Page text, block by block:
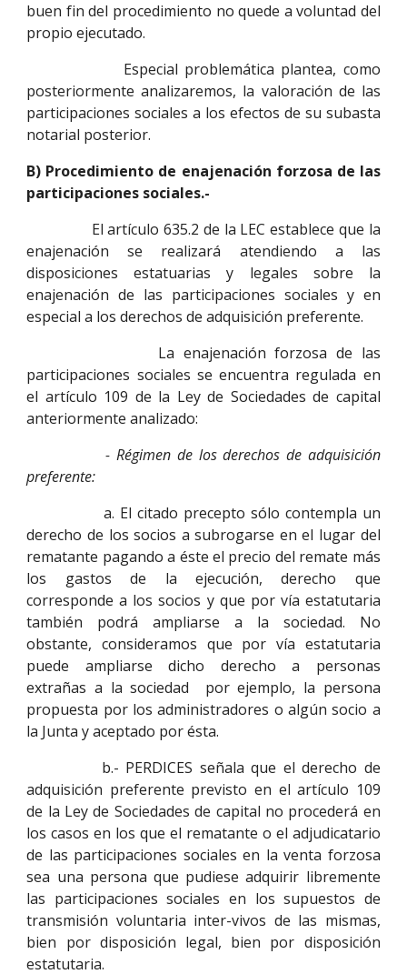
buen fin del procedimiento no quede a voluntad del
propio ejecutado.
Especial problemática plantea, como
posteriormente analizaremos, la valoración de las
participaciones sociales a los efectos de su subasta
notarial posterior.
B) Procedimiento de enajenación forzosa de las
participaciones sociales.-
El artículo 635.2 de la LEC establece que la
enajenación se realizará atendiendo a las
disposiciones estatuarias y legales sobre la
enajenación de las participaciones sociales y en
especial a los derechos de adquisición preferente.
La enajenación forzosa de las
participaciones sociales se encuentra regulada en
el artículo 109 de la Ley de Sociedades de capital
anteriormente analizado:
- Régimen de los derechos de adquisición
preferente:
a. El citado precepto sólo contempla un
derecho de los socios a subrogarse en el lugar del
rematante pagando a éste el precio del remate más
los gastos de la ejecución, derecho que
corresponde a los socios y que por vía estatutaria
también podrá ampliarse a la sociedad. No
obstante, consideramos que por vía estatutaria
puede ampliarse dicho derecho a personas
extrañas a la sociedad por ejemplo, la persona
propuesta por los administradores o algún socio a
la Junta y aceptado por ésta.
b.- PERDICES señala que el derecho de
adquisición preferente previsto en el artículo 109
de la Ley de Sociedades de capital no procederá en
los casos en los que el rematante o el adjudicatario
de las participaciones sociales en la venta forzosa
sea una persona que pudiese adquirir libremente
las participaciones sociales en los supuestos de
transmisión voluntaria inter-vivos de las mismas,
bien por disposición legal, bien por disposición
estatutaria.